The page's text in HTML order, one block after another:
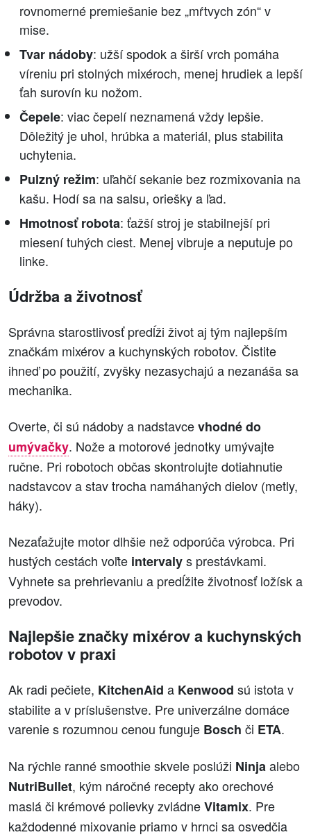
rovnomerné premiešanie bez „mŕtvych zón“ v
mise.
Tvar nádoby: užší spodok a širší vrch pomáha
víreniu pri stolných mixéroch, menej hrudiek a lepší
ťah surovín ku nožom.
Čepele: viac čepelí neznamená vždy lepšie.
Dôležitý je uhol, hrúbka a materiál, plus stabilita
uchytenia.
Pulzný režim: uľahčí sekanie bez rozmixovania na
kašu. Hodí sa na salsu, oriešky a ľad.
Hmotnosť robota: ťažší stroj je stabilnejší pri
miesení tuhých ciest. Menej vibruje a neputuje po
linke.
Údržba a životnosť
Správna starostlivosť predĺži život aj tým najlepším
značkám mixérov a kuchynských robotov. Čistite
ihneď po použití, zvyšky nezasychajú a nezanáša sa
mechanika.
Overte, či sú nádoby a nadstavcevhodné do
umývačky. Nože a motorové jednotky umývajte
ručne. Pri robotoch občas skontrolujte dotiahnutie
nadstavcov a stav trocha namáhaných dielov (metly,
háky).
Nezaťažujte motor dlhšie než odporúča výrobca. Pri
hustých cestách voľte intervalys prestávkami.
Vyhnete sa prehrievaniu a predĺžite životnosť ložísk a
prevodov.
Najlepšie značky mixérov a kuchynských
robotov v praxi
Ak radi pečiete, KitchenAid a Kenwood sú istota v
stabilite a v príslušenstve. Pre univerzálne domáce
varenie s rozumnou cenou funguje Bosch či ETA.
Na rýchle ranné smoothie skvele poslúži Ninjaalebo
NutriBullet, kým náročné recepty ako orechové
maslá či krémové polievky zvládneVitamix. Pre
každodenné mixovanie priamo v hrnci sa osvedčia